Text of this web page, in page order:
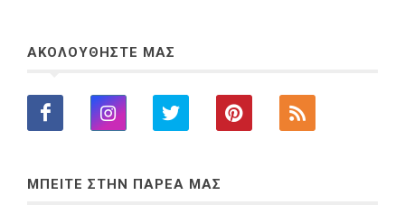
ΑΚΟΛΟΥΘΗΣΤΕ ΜΑΣ
ΜΠΕΙΤΕ ΣΤΗΝ ΠΑΡΕΑ ΜΑΣ